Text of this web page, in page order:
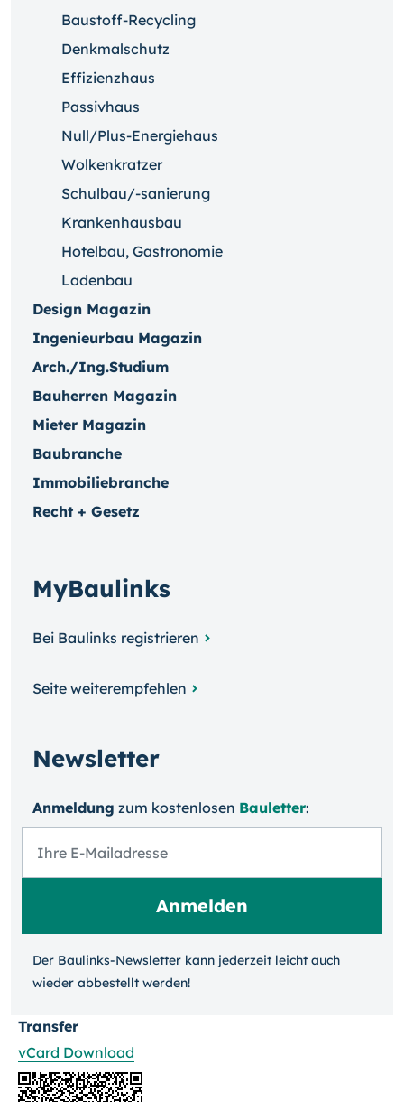
Baustoff-Recycling
Denkmalschutz
Effizienzhaus
Passivhaus
Null/Plus-Energiehaus
Wolkenkratzer
Schulbau/-sanierung
Krankenhausbau
Hotelbau, Gastronomie
Ladenbau
Design Magazin
Ingenieurbau Magazin
Arch./Ing.Studium
Bauherren Magazin
Mieter Magazin
Baubranche
Immobiliebranche
Recht + Gesetz
MyBaulinks
Bei Baulinks registrieren
Seite weiterempfehlen
Newsletter
Anmeldung zum kosten­losen Bauletter:
Der Baulinks-Newsletter kann jeder­zeit leicht auch
wieder ab­bestellt werden!
Transfer
vCard Download